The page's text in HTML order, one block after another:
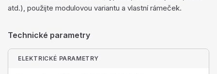
atd.), použijte modulovou variantu a vlastní rámeček.
Technické parametry
ELEKTRICKÉ PARAMETRY